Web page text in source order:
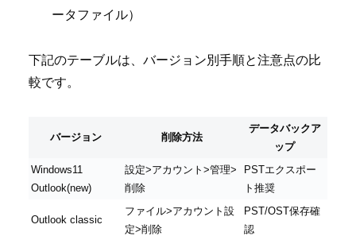
ータファイル）
下記のテーブルは、バージョン別手順と注意点の比
較です。
バージョン 削除方法
データバックア
ップ
Windows11
Outlook(new)
設定>アカウント>管理>
削除
PSTエクスポー
ト推奨
Outlook classic
ファイル>アカウント設
定>削除
PST/OST保存確
認